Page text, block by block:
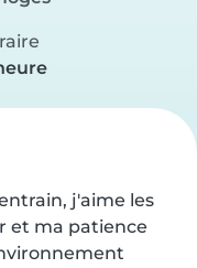
j'aime les
et ma patience